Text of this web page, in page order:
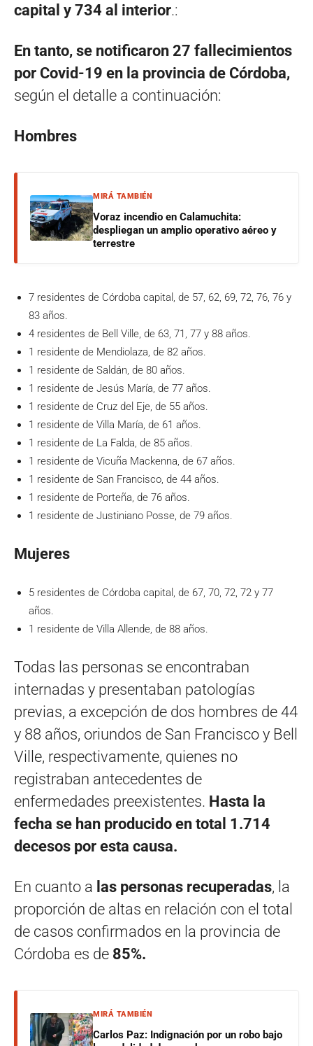
capital y 734 al interior.:
En tanto, se notificaron 27 fallecimientos
por Covid-19 en la provincia de Córdoba,
según el detalle a continuación:
Hombres
MIRÁ TAMBIÉN
Voraz incendio en Calamuchita:
despliegan un amplio operativo aéreo y
terrestre
7 residentes de Córdoba capital, de 57, 62, 69, 72, 76, 76 y
83 años.
4 residentes de Bell Ville, de 63, 71, 77 y 88 años.
1 residente de Mendiolaza, de 82 años.
1 residente de Saldán, de 80 años.
1 residente de Jesús María, de 77 años.
1 residente de Cruz del Eje, de 55 años.
1 residente de Villa María, de 61 años.
1 residente de La Falda, de 85 años.
1 residente de Vicuña Mackenna, de 67 años.
1 residente de San Francisco, de 44 años.
1 residente de Porteña, de 76 años.
1 residente de Justiniano Posse, de 79 años.
Mujeres
5 residentes de Córdoba capital, de 67, 70, 72, 72 y 77
años.
1 residente de Villa Allende, de 88 años.
Todas las personas se encontraban
internadas y presentaban patologías
previas, a excepción de dos hombres de 44
y 88 años, oriundos de San Francisco y Bell
Ville, respectivamente, quienes no
registraban antecedentes de
enfermedades preexistentes. Hasta la
fecha se han producido en total 1.714
decesos por esta causa.
En cuanto a las personas recuperadas, la
proporción de altas en relación con el total
de casos confirmados en la provincia de
Córdoba es de 85%.
MIRÁ TAMBIÉN
Carlos Paz: Indignación por un robo bajo